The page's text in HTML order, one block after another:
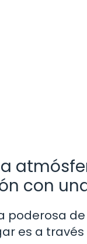
con
poderosa
es a través